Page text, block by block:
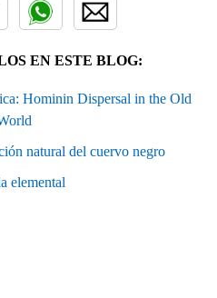
EN ESTE BLOG:
Hominin Dispersal in the Old
natural del cuervo negro
elemental